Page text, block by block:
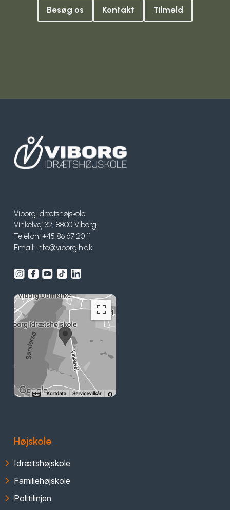
Besøg os Kontakt Tilmeld
Viborg Idrætshøjskole
Vinkelvej 32, 8800 Viborg
Telefon: +45 86 67 20 11
Email: info@viborgih.dk
Højskole
Idrætshøjskole
Familiehøjskole
Politilinjen